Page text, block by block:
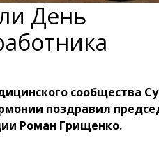
День
сообщества
поздравил
Роман Грищенко.